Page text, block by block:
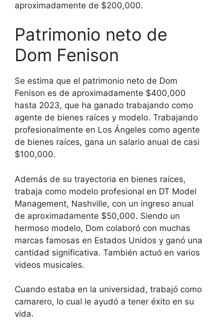
aproximadamente de $200,000.
Patrimonio neto de
Dom Fenison
Se estima que el patrimonio neto de Dom
Fenison es de aproximadamente $400,000
hasta 2023, que ha ganado trabajando como
agente de bienes raíces y modelo. Trabajando
profesionalmente en Los Ángeles como agente
de bienes raíces, gana un salario anual de casi
$100,000.
Además de su trayectoria en bienes raíces,
trabaja como modelo profesional en DT Model
Management, Nashville, con un ingreso anual
de aproximadamente $50,000. Siendo un
hermoso modelo, Dom colaboró con muchas
marcas famosas en Estados Unidos y ganó una
cantidad significativa. También actuó en varios
videos musicales.
Cuando estaba en la universidad, trabajó como
camarero, lo cual le ayudó a tener éxito en su
vida.